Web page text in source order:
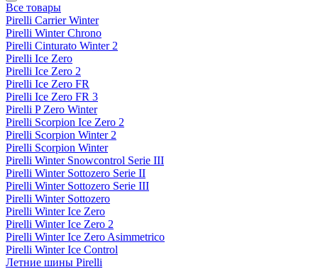
Все товары
Pirelli Carrier Winter
Pirelli Winter Chrono
Pirelli Cinturato Winter 2
Pirelli Ice Zero
Pirelli Ice Zero 2
Pirelli Ice Zero FR
Pirelli Ice Zero FR 3
Pirelli P Zero Winter
Pirelli Scorpion Ice Zero 2
Pirelli Scorpion Winter 2
Pirelli Scorpion Winter
Pirelli Winter Snowcontrol Serie III
Pirelli Winter Sottozero Serie II
Pirelli Winter Sottozero Serie III
Pirelli Winter Sottozero
Pirelli Winter Ice Zero
Pirelli Winter Ice Zero 2
Pirelli Winter Ice Zero Asimmetrico
Pirelli Winter Ice Control
Летние шины Pirelli